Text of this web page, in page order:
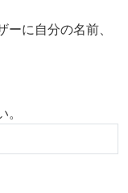
に自分の名前、
。